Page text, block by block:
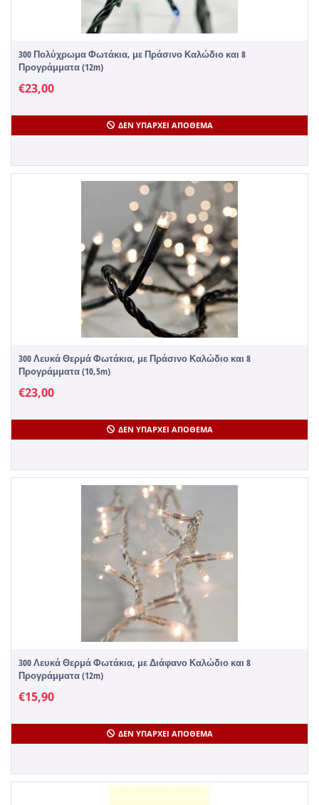
300 Πολύχρωμα Φωτάκια, με Πράσινο Καλώδιο και 8
Προγράμματα (12m)
€23,00
ΔΕΝ ΥΠΆΡΧΕΙ ΑΠΌΘΕΜΑ
300 Λευκά Θερμά Φωτάκια, με Πράσινο Καλώδιο και 8
Προγράμματα (10,5m)
€23,00
ΔΕΝ ΥΠΆΡΧΕΙ ΑΠΌΘΕΜΑ
300 Λευκά Θερμά Φωτάκια, με Διάφανο Καλώδιο και 8
Προγράμματα (12m)
€15,90
ΔΕΝ ΥΠΆΡΧΕΙ ΑΠΌΘΕΜΑ